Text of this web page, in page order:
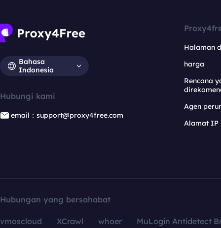
Bahasa
Indonesia
Hubungi kami
email：support@proxy4free.com
Halaman
harga
Rencana
Agen
Alamat IP
Hubungan yang bersahabat
vmoscloud XCrawl whoer
MuLogin Antidetect